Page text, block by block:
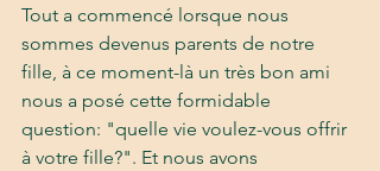
Tout a commencé lorsque nous
sommes devenus parents de notre
fille, à ce moment-là un très bon ami
nous a posé cette formidable
question: "quelle vie voulez-vous offrir
à votre fille?". Et nous avons